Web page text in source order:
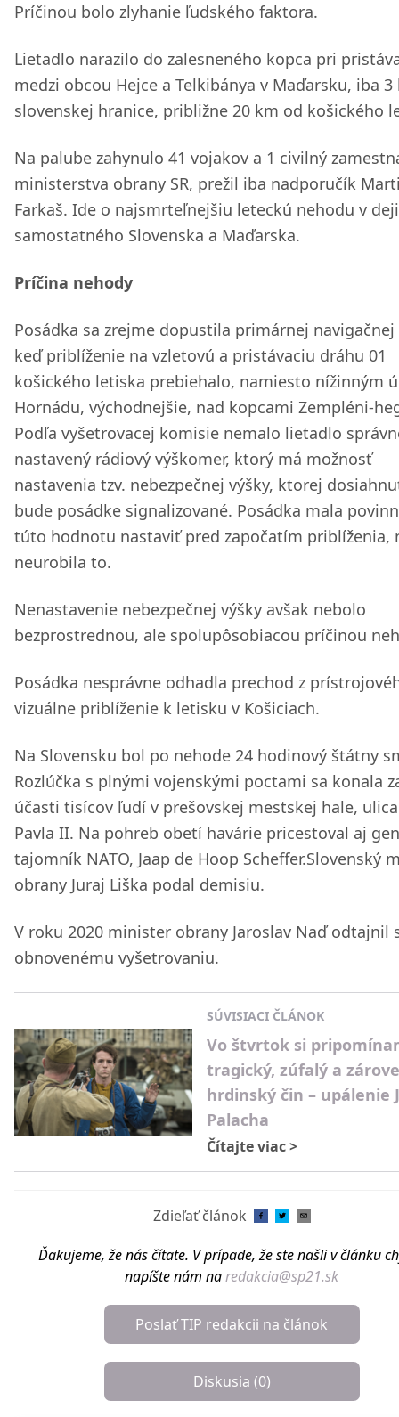
Príčinou bolo zlyhanie ľudského faktora.
Lietadlo narazilo do zalesneného kopca pri
medzi obcou Hejce a Telkibánya v Maďarsku, iba
slovenskej hranice, približne 20 km od košického
Na palube zahynulo 41 vojakov a 1 civilný
ministerstva obrany SR, prežil iba nadporučík
Farkaš. Ide o najsmrteľnejšiu leteckú nehodu v
samostatného Slovenska a Maďarska.
Príčina nehody
Posádka sa zrejme dopustila primárnej navigačnej
keď priblíženie na vzletovú a pristávaciu dráhu 01
košického letiska prebiehalo, namiesto nížinným
Hornádu, východnejšie, nad kopcami Zempléni-
Podľa vyšetrovacej komisie nemalo lietadlo
nastavený rádiový výškomer, ktorý má možnosť
nastavenia tzv. nebezpečnej výšky, ktorej
bude posádke signalizované. Posádka mala
túto hodnotu nastaviť pred započatím priblíženia,
neurobila to.
Nenastavenie nebezpečnej výšky avšak nebolo
bezprostrednou, ale spolupôsobiacou príčinou
Posádka nesprávne odhadla prechod z
vizuálne priblíženie k letisku v Košiciach.
Na Slovensku bol po nehode 24 hodinový štátny
Rozlúčka s plnými vojenskými poctami sa konala
účasti tisícov ľudí v prešovskej mestskej hale, ulica
Pavla II. Na pohreb obetí havárie pricestoval aj
tajomník NATO, Jaap de Hoop Scheffer.Slovenský
obrany Juraj Liška podal demisiu.
V roku 2020 minister obrany Jaroslav Naď odtajnil
obnovenému vyšetrovaniu.
SÚVISIACI ČLÁNOK
Vo štvrtok si
tragický, zúfalý a
hrdinský čin – upálenie
Palacha
Čítajte viac>
Zdieľať článok
Ďakujeme, že nás čítate. V prípade, že ste našli v článku
napíšte nám naredakcia@sp21.sk
Poslať TIP redakcii na článok
Diskusia (0)